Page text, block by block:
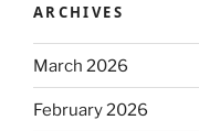
ARCHIVES
March 2026
February 2026